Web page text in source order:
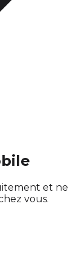
et ne
vous.